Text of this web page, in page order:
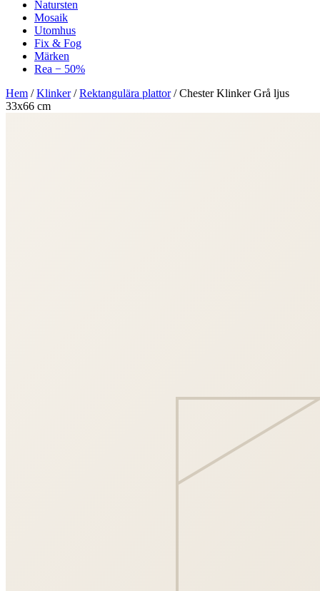
Natursten
Mosaik
Utomhus
Fix & Fog
Märken
Rea − 50%
Hem /Klinker/Rektangulära plattor/Chester Klinker Grå ljus
33x66 cm